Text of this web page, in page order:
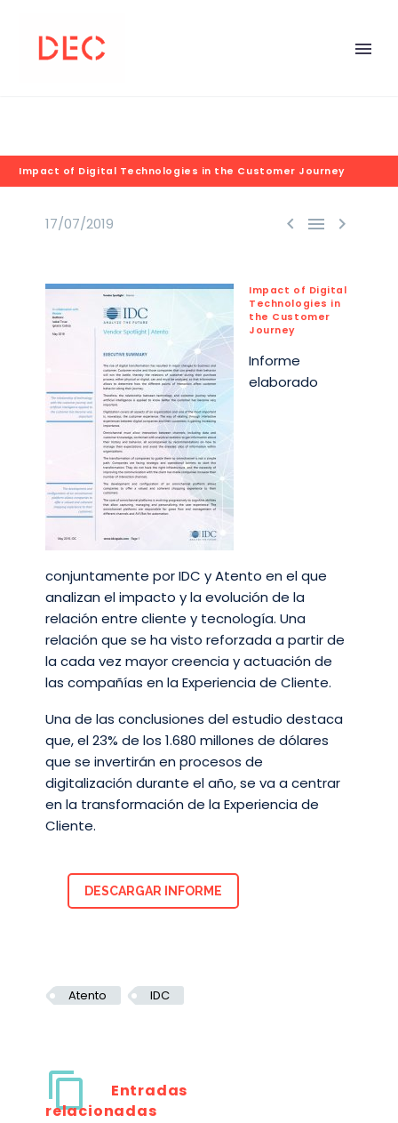
Impact of Digital Technologies in the Customer Journey
  
17/07/2019
Impact of Digital
Technologies in
the Customer
Journey
Informe
elaborado
conjuntamente por IDC y Atento en el que
analizan el impacto y la evolución de la
relación entre cliente y tecnología. Una
relación que se ha visto reforzada a partir de
la cada vez mayor creencia y actuación de
las compañías en la Experiencia de Cliente.
Una de las conclusiones del estudio destaca
que, el 23% de los 1.680 millones de dólares
que se invertirán en procesos de
digitalización durante el año, se va a centrar
en la transformación de la Experiencia de
Cliente.
DESCARGAR INFORME
Atento IDC
Entradas
relacionadas